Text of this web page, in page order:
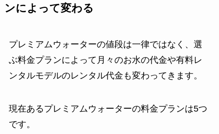
ンによって変わる
プレミアムウォーターの値段は一律ではなく、選
ぶ料金プランによって月々のお水の代金や有料レ
ンタルモデルのレンタル代金も変わってきます。
現在あるプレミアムウォーターの料金プランは5つ
です。